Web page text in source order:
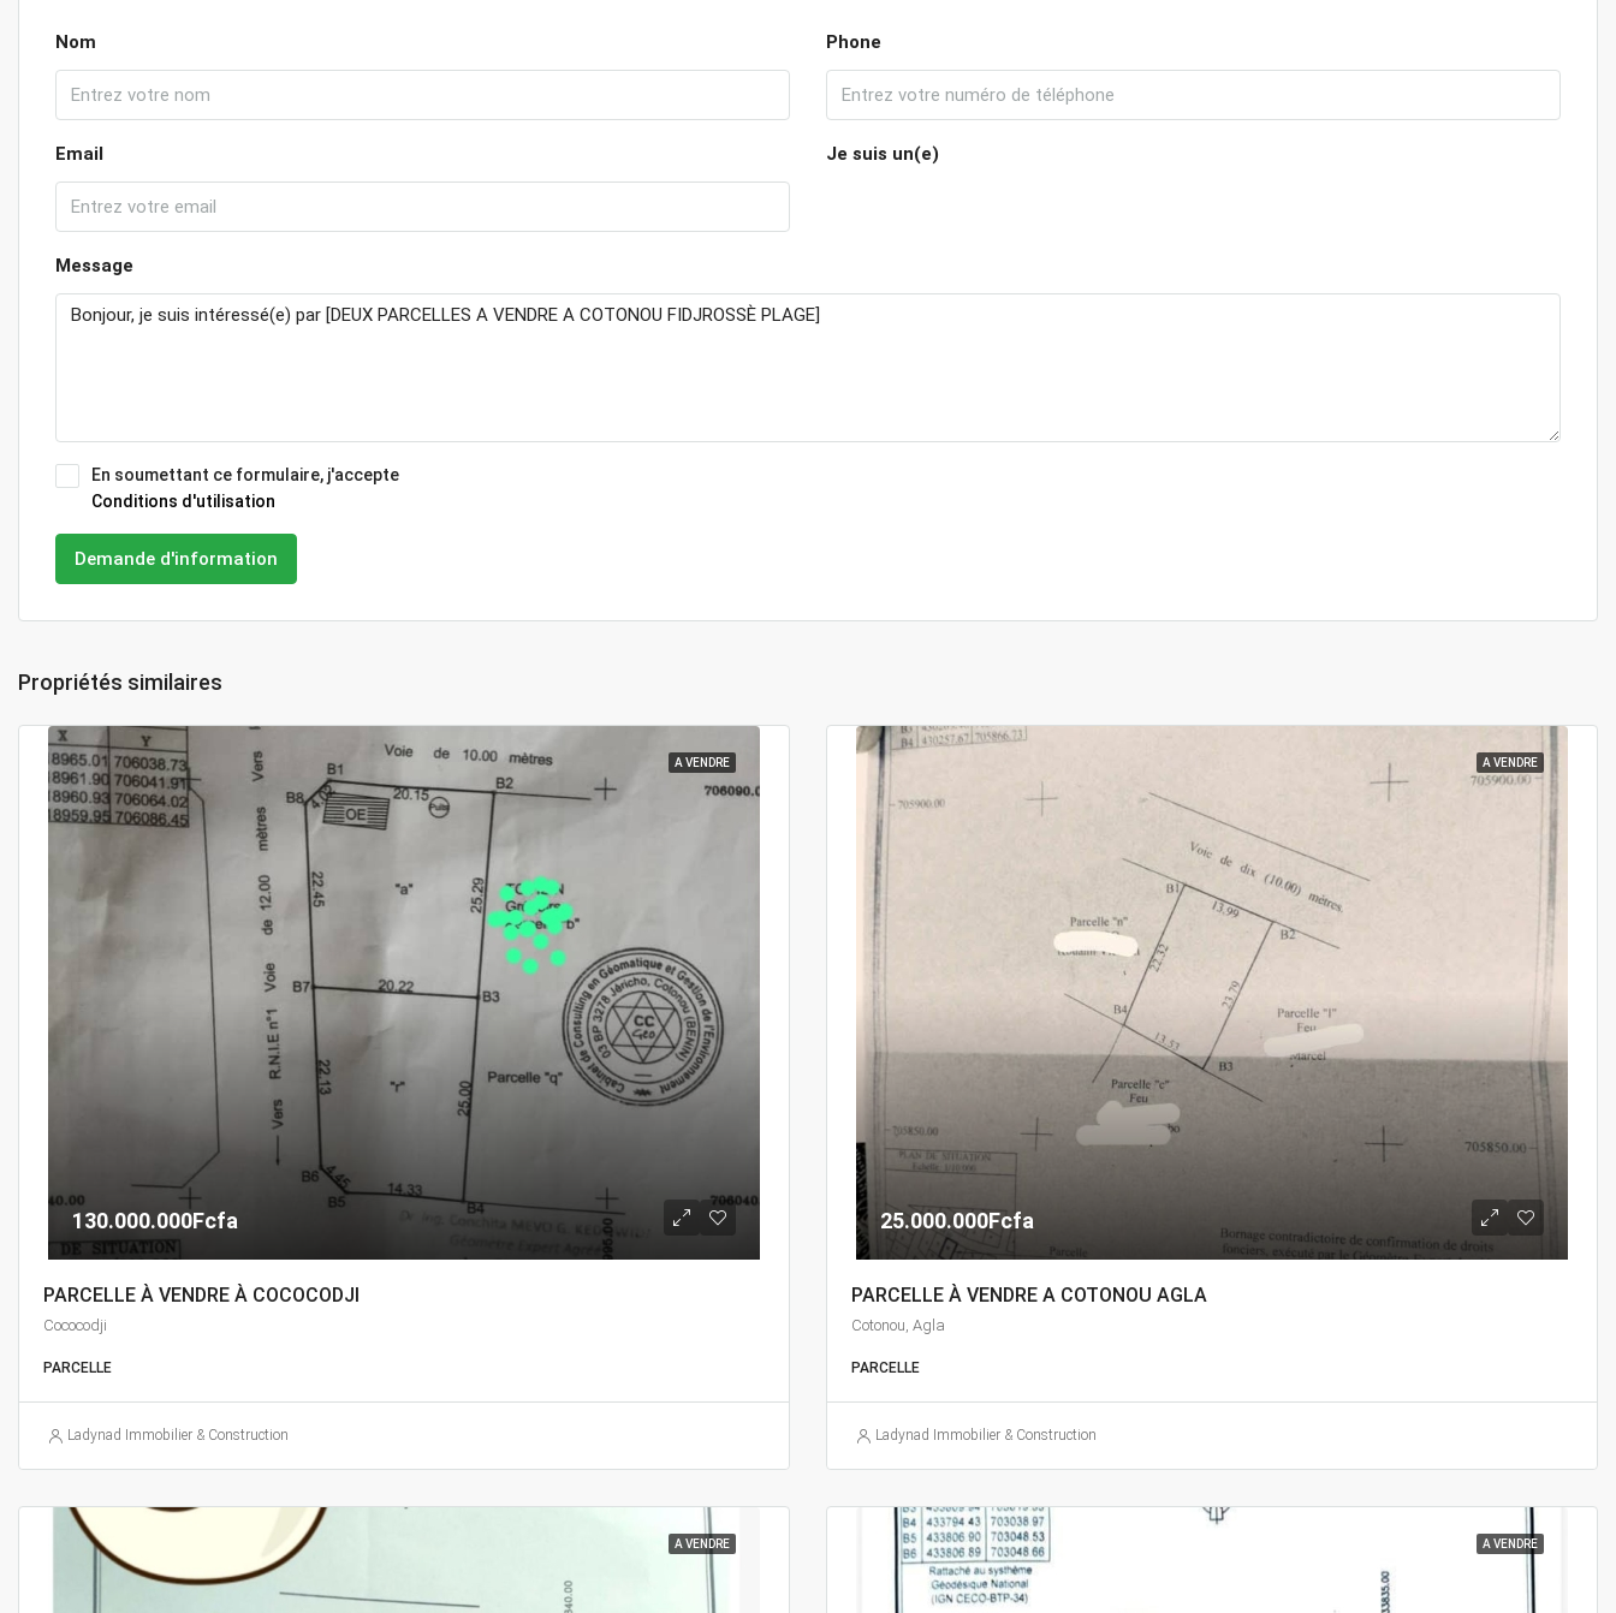
Nom Phone
Email Je suis un(e)
Message
En soumettant ce formulaire, j'accepte
Conditions d'utilisation
Demande d'information
Propriétés similaires
A VENDRE
130.000.000Fcfa
PARCELLE À VENDRE À COCOCODJI
Cococodji
PARCELLE
Ladynad Immobilier & Construction
A VENDRE
25.000.000Fcfa
PARCELLE À VENDRE A COTONOU AGLA
Cotonou, Agla
PARCELLE
Ladynad Immobilier & Construction
A VENDRE A VENDRE